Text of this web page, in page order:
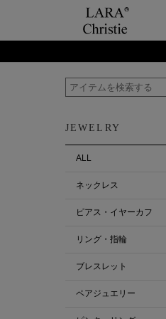
JEWELRY
ALL
ネックレス
ピアス・イヤーカフ
リング・指輪
ブレスレット
ペアジュエリー